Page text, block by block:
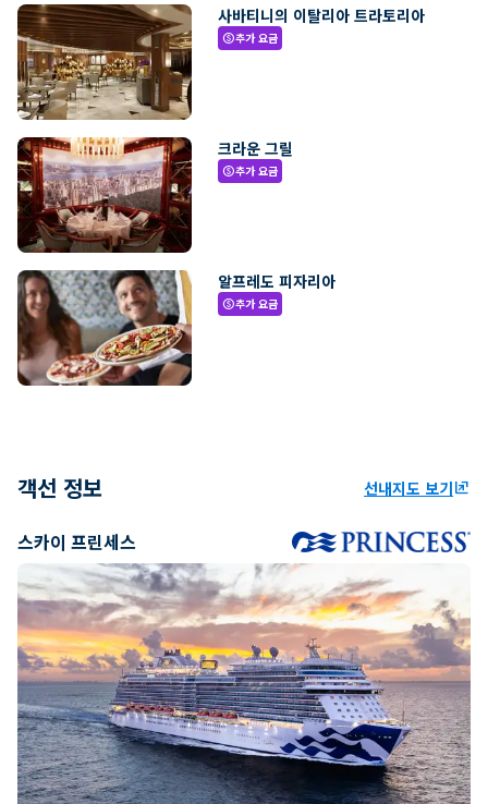
사바티니의 이탈리아 트라토리아
paid추가 요금
크라운 그릴
paid추가 요금
알프레도 피자리아
paid추가 요금
객선 정보 선내지도 보기ungroup
스카이 프린세스